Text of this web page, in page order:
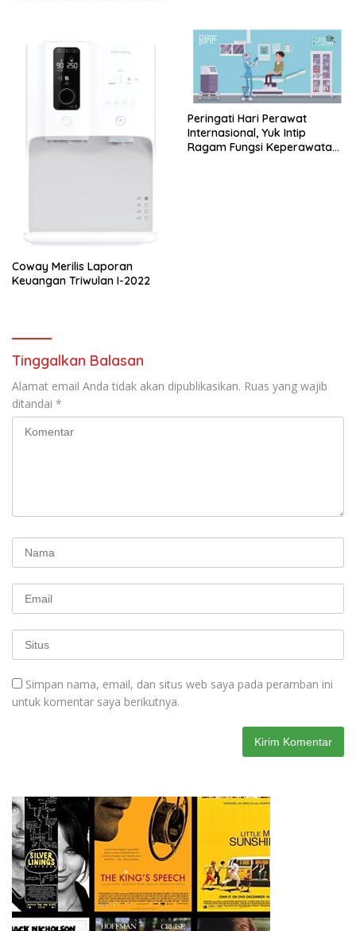
Coway Merilis Laporan
Keuangan Triwulan I-2022
Peringati Hari Perawat
Internasional, Yuk Intip
Ragam Fungsi Keperawatan
Tinggalkan Balasan
Alamat email Anda tidak akan dipublikasikan. Ruas yang wajib
ditandai *
Simpan nama, email, dan situs web saya pada peramban ini
untuk komentar saya berikutnya.